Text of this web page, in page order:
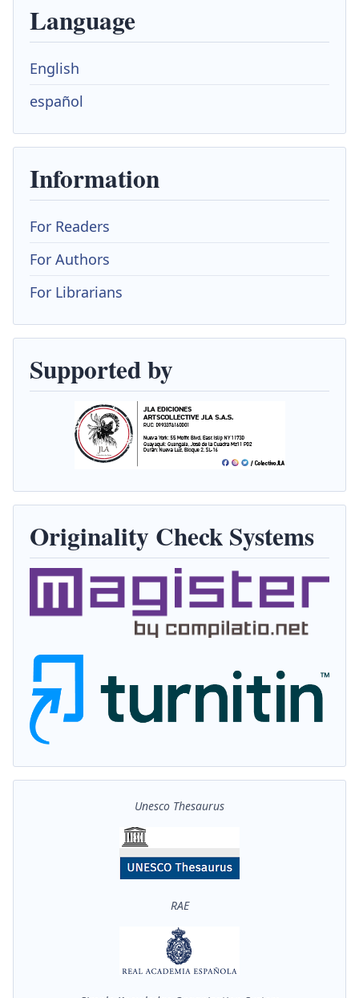
Language
English
español
Information
For Readers
For Authors
For Librarians
Supported by
Originality Check Systems
Unesco Thesaurus
RAE